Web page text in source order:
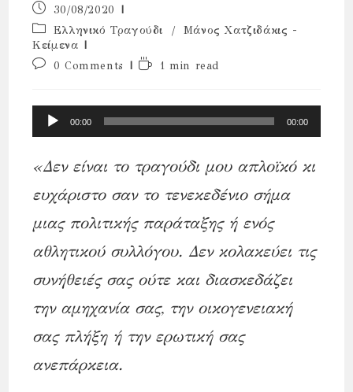
Post
published:
30/08/2020
Post
category:
Ελληνικό Τραγούδι /
Μάνος Χατζιδάκις -
Κείμενα
Post0 Comments
Reading1 min read
Πρόγραμμα
Αναπαραγωγής
Ήχου
00:00 00:00
«Δεν είναι το τραγούδι μου απλοϊκό κι
ευχάριστο σαν το τενεκεδένιο σήμα
μιας πολιτικής παράταξης ή ενός
αθλητικού συλλόγου. Δεν κολακεύει τις
συνήθειές σας ούτε και διασκεδάζει
την αμηχανία σας, την οικογενειακή
σας πλήξη ή την ερωτική σας
ανεπάρκεια.